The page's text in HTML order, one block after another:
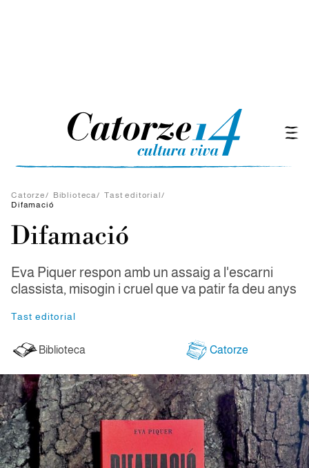
Catorze/ Biblioteca/ Tast editorial/
Difamació
Difamació
Eva Piquer respon amb un assaig a l'escarni
classista, misogin i cruel que va patir fa deu anys
Tast editorial
Biblioteca Catorze